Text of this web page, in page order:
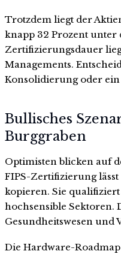
Trotzdem liegt der
knapp 32 Prozent unter
Zertifizierungsdauer
Managements.
Konsolidierung oder
Bullisches
Burggraben
Optimisten blicken auf
FIPS-Zertifizierung
kopieren. Sie
hochsensible Sektoren.
Gesundheitswesen und
Die Hardware-